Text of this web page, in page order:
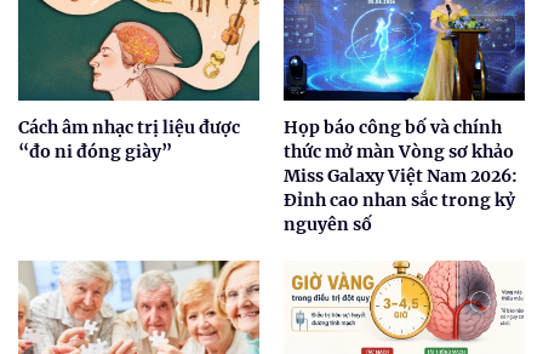
Cách âm nhạc trị liệu được
“đo ni đóng giày”
Họp báo công bố và chính
thức mở màn Vòng sơ khảo
Miss Galaxy Việt Nam 2026:
Đỉnh cao nhan sắc trong kỷ
nguyên số